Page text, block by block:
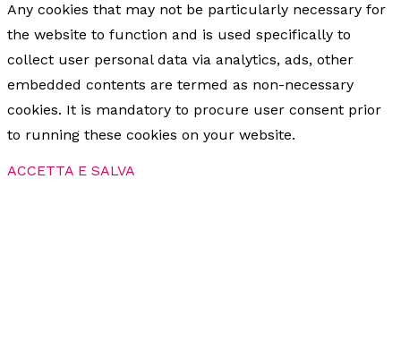
Any cookies that may not be particularly necessary for
the website to function and is used specifically to
collect user personal data via analytics, ads, other
embedded contents are termed as non-necessary
cookies. It is mandatory to procure user consent prior
to running these cookies on your website.
ACCETTA E SALVA